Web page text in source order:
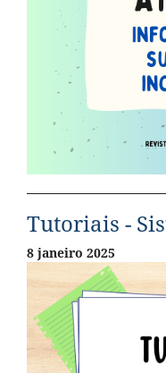
Tutoriais -
8 janeiro 2025